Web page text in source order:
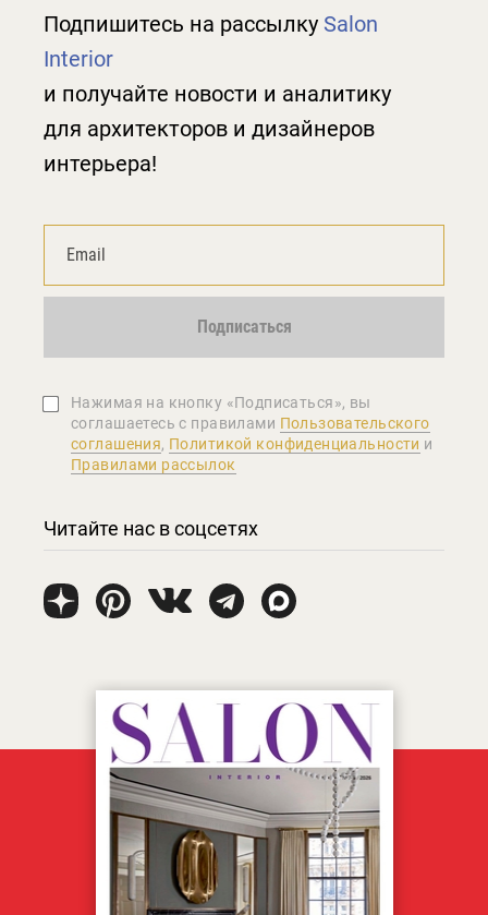
Подпишитесь на рассылку Salon
Interior
и получайте новости и аналитику
для архитекторов и дизайнеров
интерьера!
Подписаться
Нажимая на кнопку «Подписаться», вы
соглашаетеcь с правилами Пользовательского
соглашения, Политикой конфиденциальности и
Правилами рассылок
Читайте нас в соцсетях